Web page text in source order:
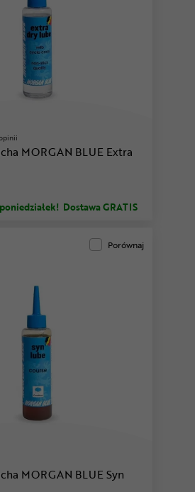
MORGAN BLUE Extra
Dostawa GRATIS
Porównaj
MORGAN BLUE Syn